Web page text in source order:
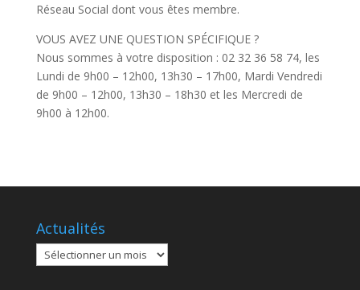
Réseau Social dont vous êtes membre.
VOUS AVEZ UNE QUESTION SPÉCIFIQUE ?
Nous sommes à votre disposition : 02 32 36 58 74, les
Lundi de 9h00 – 12h00, 13h30 – 17h00, Mardi Vendredi
de 9h00 – 12h00, 13h30 – 18h30 et les Mercredi de
9h00 à 12h00.
Actualités
Actualités